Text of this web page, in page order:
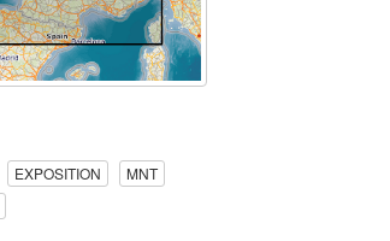
EXPOSITION
MNT